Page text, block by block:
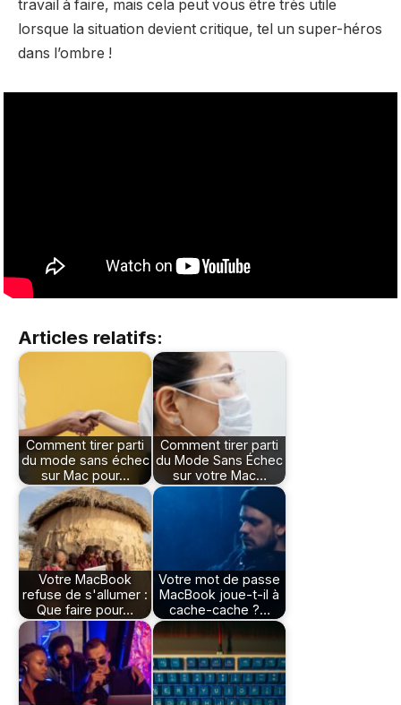
travail à faire, mais cela peut vous être très utile
lorsque la situation devient critique, tel un super-héros
dans l’ombre !
Articles relatifs:
Comment tirer parti
du mode sans échec
sur Mac pour…
Comment tirer parti
du Mode Sans Échec
sur votre Mac…
Votre MacBook
refuse de s'allumer :
Que faire pour…
Votre mot de passe
MacBook joue-t-il à
cache-cache ?…